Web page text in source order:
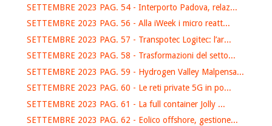
SETTEMBRE 2023 PAG. 54 - Interporto Padova, relaz...
SETTEMBRE 2023 PAG. 56 - Alla iWeek i micro reatt...
SETTEMBRE 2023 PAG. 57 - Transpotec Logitec: l’ar...
SETTEMBRE 2023 PAG. 58 - Trasformazioni del setto...
SETTEMBRE 2023 PAG. 59 - Hydrogen Valley Malpensa...
SETTEMBRE 2023 PAG. 60 - Le reti private 5G in po...
SETTEMBRE 2023 PAG. 61 - La full container Jolly ...
SETTEMBRE 2023 PAG. 62 - Eolico offshore, gestione...